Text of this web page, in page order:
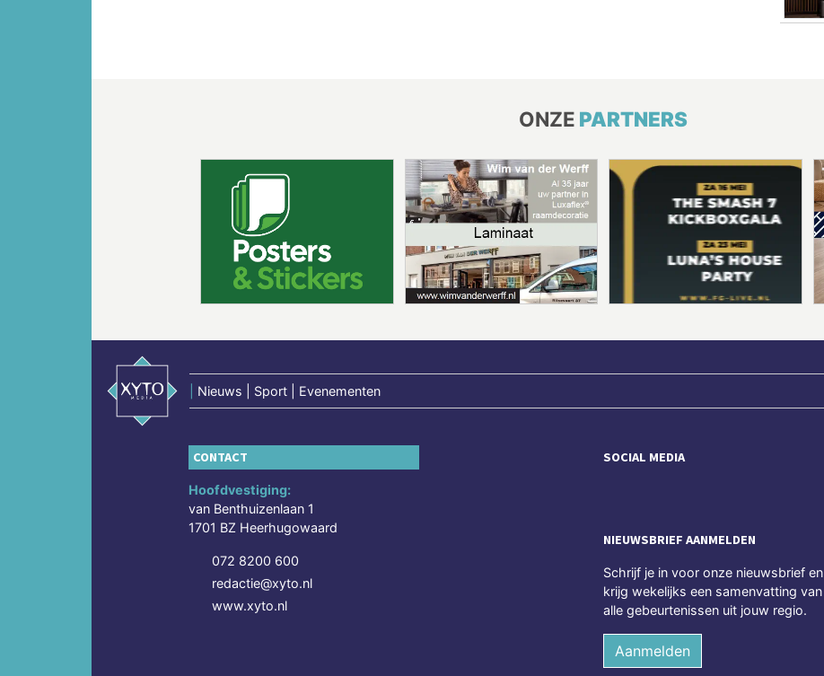
ONZE PARTNERS
Nieuws | Sport | Evenementen
CONTACT
Hoofdvestiging:
van Benthuizenlaan 1
1701 BZ Heerhugowaard
072 8200 600
redactie@xyto.nl
www.xyto.nl
SOCIAL MEDIA
NIEUWSBRIEF AANMELDEN
Schrijf je in voor onze nieuwsbrief en
krijg wekelijks een samenvatting van
alle gebeurtenissen uit jouw regio.
Aanmelden